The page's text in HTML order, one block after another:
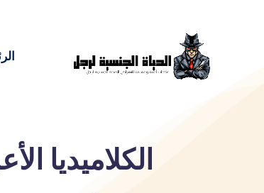
الكلاميديا